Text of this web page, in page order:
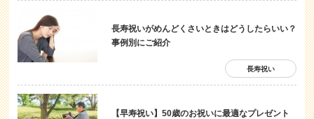
長寿祝いがめんどくさいときはどうしたらいい？
事例別にご紹介
長寿祝い
【早寿祝い】50歳のお祝いに最適なプレゼント